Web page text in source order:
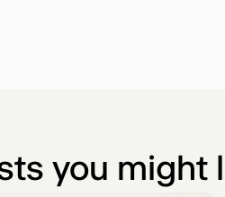
you might